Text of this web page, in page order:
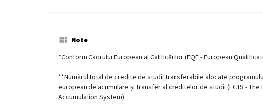
Note
*Conform Cadrului European al Calificărilor (EQF - European
**Numărul total de credite de studii transferabile alocate
european de acumulare și transfer al creditelor de studii (ECTS - The
Accumulation System).